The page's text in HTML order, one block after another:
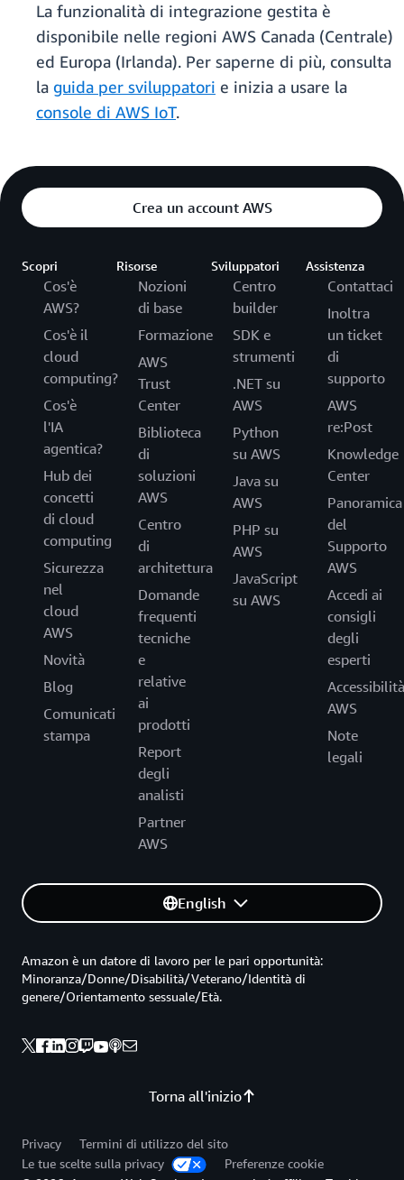
La funzionalità di integrazione gestita è
disponibile nelle regioni AWS Canada (Centrale)
ed Europa (Irlanda). Per saperne di più, consulta
la guida per sviluppatori e inizia a usare la
console di AWS IoT.
Crea un account AWS
Scopri
Cos'è
AWS?
Cos'è il
cloud
computing?
Cos'è
l'IA
agentica?
Hub dei
concetti
di cloud
computing
Sicurezza
nel
cloud
AWS
Novità
Blog
Comunicati
stampa
Risorse
Nozioni
di base
Formazione
AWS
Trust
Center
Biblioteca
di
soluzioni
AWS
Centro
di
architettura
Domande
frequenti
tecniche
e
relative
ai
prodotti
Report
degli
analisti
Partner
AWS
Sviluppatori
Centro
builder
SDK e
strumenti
.NET su
AWS
Python
su AWS
Java su
AWS
PHP su
AWS
JavaScript
su AWS
Assistenza
Contattaci
Inoltra
un ticket
di
supporto
AWS
re:Post
Knowledge
Center
Panoramica
del
Supporto
AWS
Accedi ai
consigli
degli
esperti
Accessibilità
AWS
Note
legali
English
Torna all'inizio
Amazon è un datore di lavoro per le pari opportunità:
Minoranza/Donne/Disabilità/Veterano/Identità di
genere/Orientamento sessuale/Età.
Privacy
Termini di utilizzo del sito
Le tue scelte sulla privacy
Preferenze cookie